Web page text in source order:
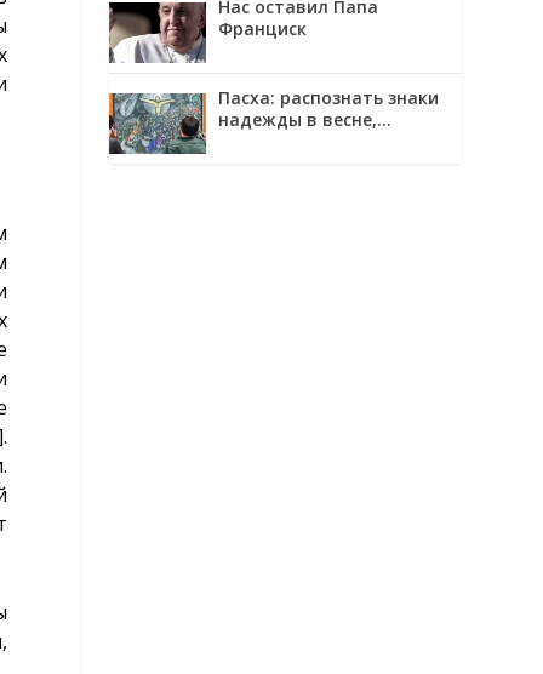
.
Нас оставил Папа
Франциск
Пасха: распознать знаки
надежды в весне,